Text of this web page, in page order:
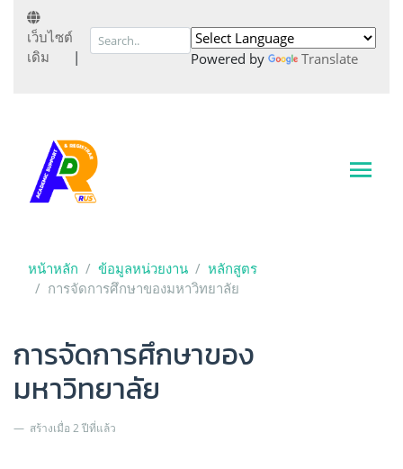
เว็บไซต์
เดิม
| Powered by Translate
หน้าหลัก ข้อมูลหน่วยงาน
หลักสูตร
การจัดการศึกษาของมหาวิทยาลัย
การจัดการศึกษาของ
มหาวิทยาลัย
สร้างเมื่อ 2 ปีที่แล้ว